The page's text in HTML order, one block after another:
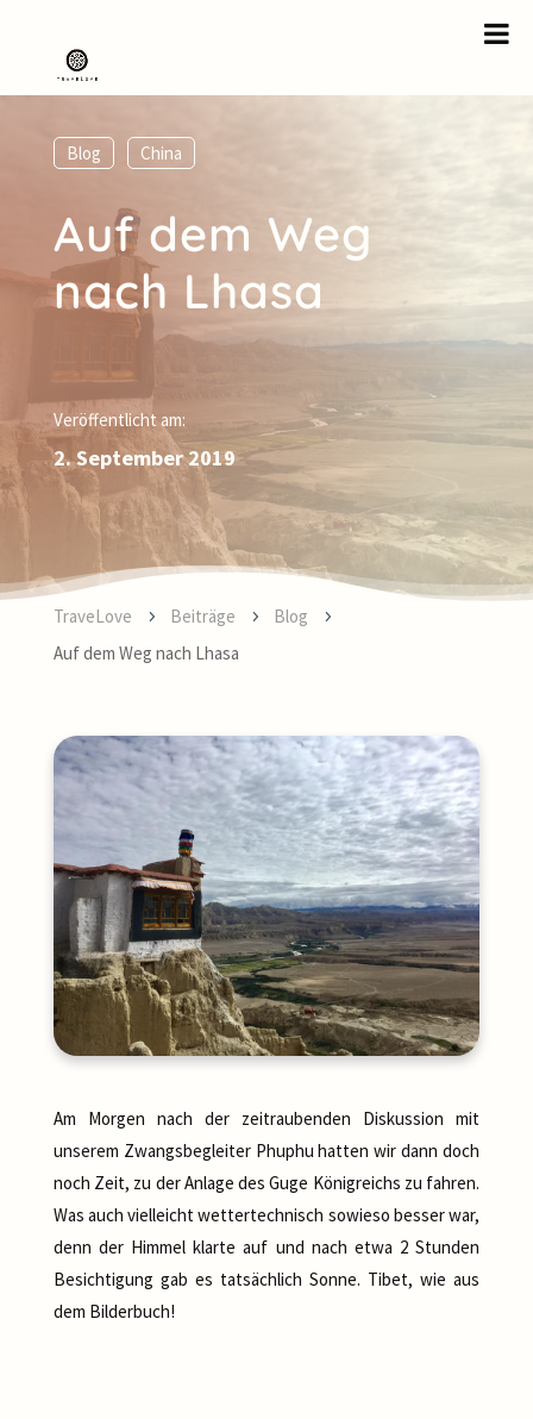
Blog China
Auf dem Weg
nach Lhasa
Veröffentlicht am:
2. September 2019
TraveLove 5 Beiträge 5 Blog 5
Auf dem Weg nach Lhasa
Am Morgen nach der zeitraubenden Diskussion mit
unserem Zwangsbegleiter Phuphu hatten wir dann doch
noch Zeit, zu der Anlage des Guge Königreichs zu fahren.
Was auch vielleicht wettertechnisch sowieso besser war,
denn der Himmel klarte auf und nach etwa 2 Stunden
Besichtigung gab es tatsächlich Sonne. Tibet, wie aus
dem Bilderbuch!